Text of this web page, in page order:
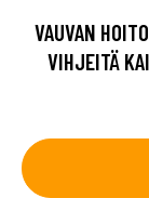
VAUVAN
VIHJEITÄ